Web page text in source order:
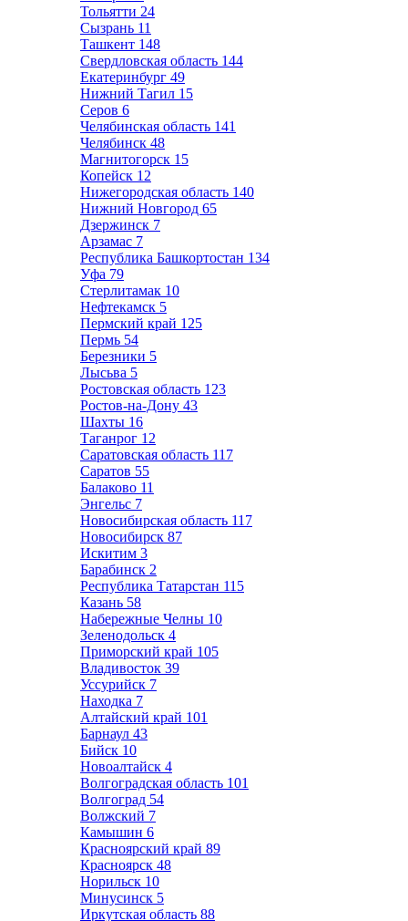
Тольятти 24
Сызрань 11
Ташкент 148
Свердловская область 144
Екатеринбург 49
Нижний Тагил 15
Серов 6
Челябинская область 141
Челябинск 48
Магнитогорск 15
Копейск 12
Нижегородская область 140
Нижний Новгород 65
Дзержинск 7
Арзамас 7
Республика Башкортостан 134
Уфа 79
Стерлитамак 10
Нефтекамск 5
Пермский край 125
Пермь 54
Березники 5
Лысьва 5
Ростовская область 123
Ростов-на-Дону 43
Шахты 16
Таганрог 12
Саратовская область 117
Саратов 55
Балаково 11
Энгельс 7
Новосибирская область 117
Новосибирск 87
Искитим 3
Барабинск 2
Республика Татарстан 115
Казань 58
Набережные Челны 10
Зеленодольск 4
Приморский край 105
Владивосток 39
Уссурийск 7
Находка 7
Алтайский край 101
Барнаул 43
Бийск 10
Новоалтайск 4
Волгоградская область 101
Волгоград 54
Волжский 7
Камышин 6
Красноярский край 89
Красноярск 48
Норильск 10
Минусинск 5
Иркутская область 88